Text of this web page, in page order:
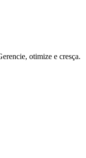
otimize e cresça.